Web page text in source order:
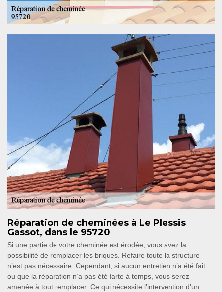
Réparation de cheminées à Le Plessis
Gassot, dans le 95720
Si une partie de votre cheminée est érodée, vous avez la
possibilité de remplacer les briques. Refaire toute la structure
n’est pas nécessaire. Cependant, si aucun entretien n’a été fait
ou que la réparation n’a pas été farte à temps, vous serez
amenée à tout remplacer. Ce qui nécessite l’intervention d’un